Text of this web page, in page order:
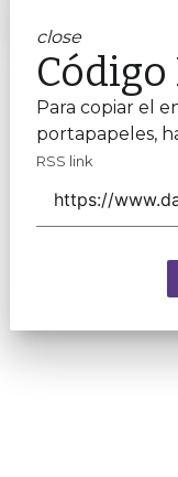
close
Código
Para copiar el
portapapeles,
RSS link